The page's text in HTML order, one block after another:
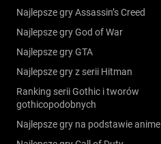
Najlepsze gry Assassin’s Creed
Najlepsze gry God of War
Najlepsze gry GTA
Najlepsze gry z serii Hitman
Ranking serii Gothic i tworów
gothicopodobnych
Najlepsze gry na podstawie anime